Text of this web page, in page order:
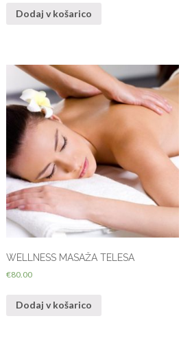
Dodaj v košarico
WELLNESS MASAŽA TELESA
€80.00
Dodaj v košarico